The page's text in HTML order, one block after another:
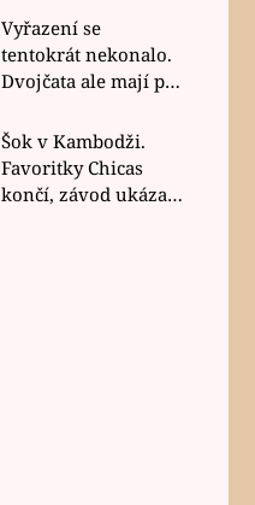
rychlé recepty
Vyřazení se
tentokrát nekonalo.
Dvojčata ale mají po
závodu nůž na krku
Šok v Kambodži.
Favoritky Chicas
končí, závod ukázal